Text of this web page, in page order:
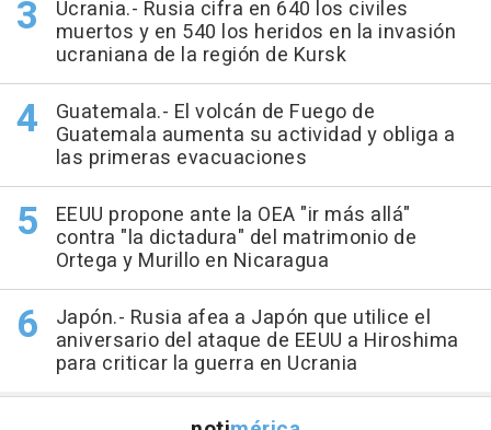
Ucrania.- Rusia cifra en 640 los civiles
muertos y en 540 los heridos en la invasión
ucraniana de la región de Kursk
Guatemala.- El volcán de Fuego de
Guatemala aumenta su actividad y obliga a
las primeras evacuaciones
EEUU propone ante la OEA "ir más allá"
contra "la dictadura" del matrimonio de
Ortega y Murillo en Nicaragua
Japón.- Rusia afea a Japón que utilice el
aniversario del ataque de EEUU a Hiroshima
para criticar la guerra en Ucrania